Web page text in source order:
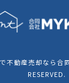
不動産売却なら合
RESERVED.